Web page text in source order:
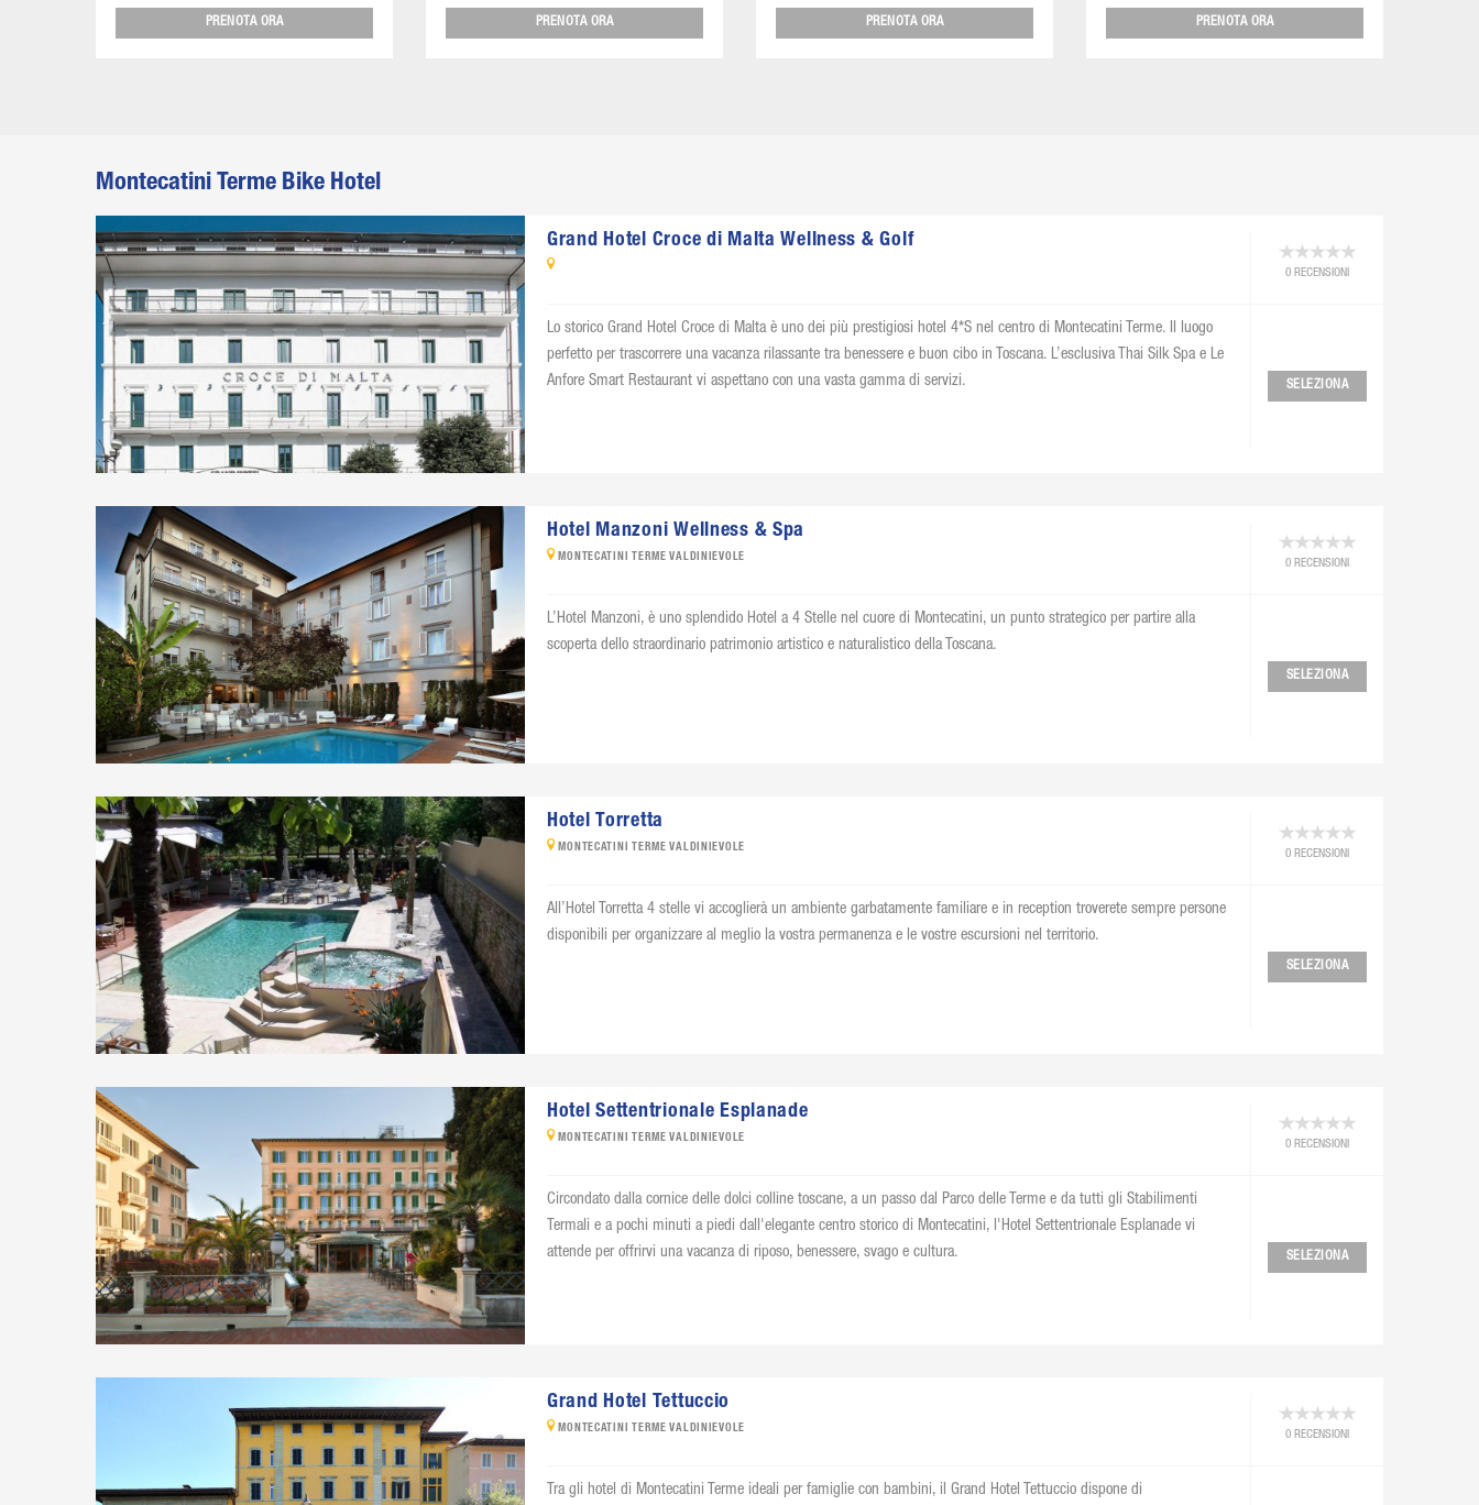
PRENOTA ORA PRENOTA ORA PRENOTA ORA PRENOTA ORA
Montecatini Terme Bike Hotel
Grand Hotel Croce di Malta Wellness & Golf
0 RECENSIONI
Lo storico Grand Hotel Croce di Malta è uno dei più prestigiosi hotel 4*S nel centro di Montecatini Terme. Il luogo
perfetto per trascorrere una vacanza rilassante tra benessere e buon cibo in Toscana. L’esclusiva Thai Silk Spa e Le
Anfore Smart Restaurant vi aspettano con una vasta gamma di servizi.
SELEZIONA
Hotel Manzoni Wellness & Spa
MONTECATINI TERME VALDINIEVOLE 0 RECENSIONI
L’Hotel Manzoni, è uno splendido Hotel a 4 Stelle nel cuore di Montecatini, un punto strategico per partire alla
scoperta dello straordinario patrimonio artistico e naturalistico della Toscana.
SELEZIONA
Hotel Torretta
MONTECATINI TERME VALDINIEVOLE 0 RECENSIONI
All’Hotel Torretta 4 stelle vi accoglierà un ambiente garbatamente familiare e in reception troverete sempre persone
disponibili per organizzare al meglio la vostra permanenza e le vostre escursioni nel territorio.
SELEZIONA
Hotel Settentrionale Esplanade
MONTECATINI TERME VALDINIEVOLE 0 RECENSIONI
Circondato dalla cornice delle dolci colline toscane, a un passo dal Parco delle Terme e da tutti gli Stabilimenti
Termali e a pochi minuti a piedi dall'elegante centro storico di Montecatini, l'Hotel Settentrionale Esplanade vi
attende per offrirvi una vacanza di riposo, benessere, svago e cultura.
SELEZIONA
Grand Hotel Tettuccio
MONTECATINI TERME VALDINIEVOLE 0 RECENSIONI
Tra gli hotel di Montecatini Terme ideali per famiglie con bambini, il Grand Hotel Tettuccio dispone di